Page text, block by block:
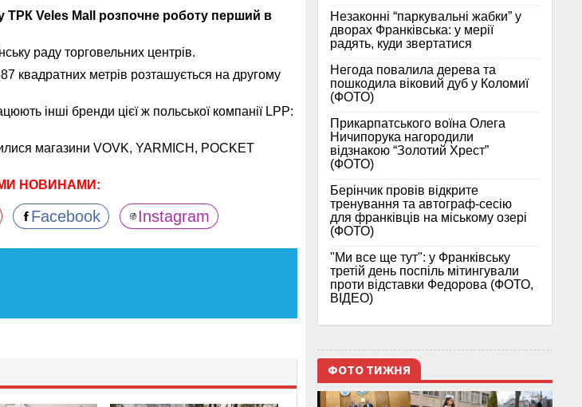
ТРК Veles Mall розпочне роботу перший в
раду торговельних центрів.
квадратних метрів розташується на другому
інші бренди цієї ж польської компанії LPP:
магазини VOVK, YARMICH, POCKET
НОВИНАМИ:
Facebook Instagram
Незаконні “паркувальні жабки” у
дворах Франківська: у мерії
радять, куди звертатися
Негода повалила дерева та
пошкодила віковий дуб у Коломиї
(ФОТО)
Прикарпатського воїна Олега
Ничипорука нагородили
відзнакою “Золотий Хрест”
(ФОТО)
Берінчик провів відкрите
тренування та автограф-сесію
для франківців на міському озері
(ФОТО)
"Ми все ще тут": у Франківську
третій день поспіль мітингували
проти відставки Федорова (ФОТО,
ВІДЕО)
ФОТО ТИЖНЯ